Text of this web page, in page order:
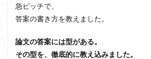
急ピッチで、
答案の書き方を教えました。
論文の答案には型がある。
その型を、徹底的に教え込みました。